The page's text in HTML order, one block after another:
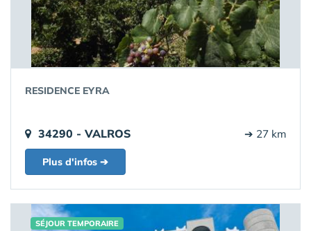
RESIDENCE EYRA
34290 - VALROS ➔ 27 km
Plus d'infos ➔
SÉJOUR TEMPORAIRE